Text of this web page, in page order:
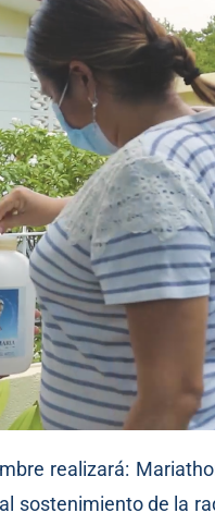
realizará:
sostenimiento de la